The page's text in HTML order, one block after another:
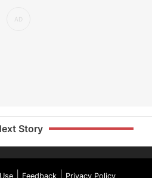
Story
| Feedback| Privacy Policy